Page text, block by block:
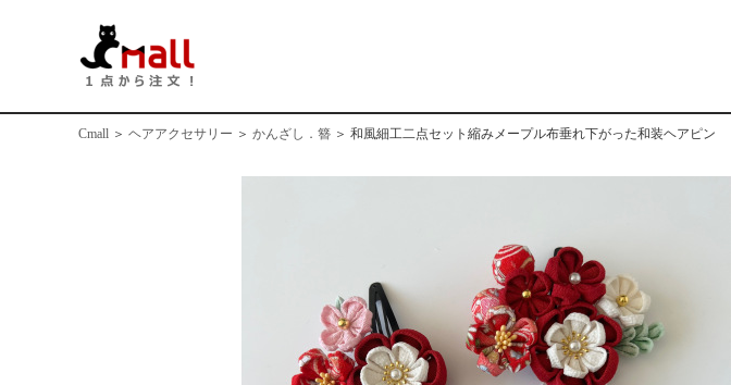
Cmall ＞ ヘアアクセサリー ＞ かんざし．簪 ＞ 和風細工二点セット縮みメープル布垂れ下がった和装ヘアピン